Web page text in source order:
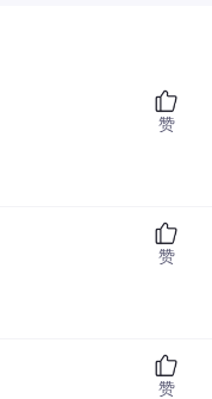
赞
赞
赞